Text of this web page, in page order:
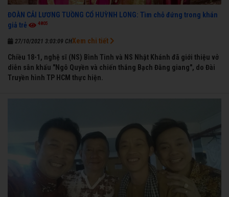
ĐOÀN CẢI LƯƠNG TUỒNG CỔ HUỲNH LONG: Tìm chỗ đứng trong khán
giả trẻ
4805
27/10/2021 3:03:09 CH
Chiều 18-1, nghệ sĩ (NS) Bình Tinh và NS Nhật Khánh đã giới thiệu vở
diễn sân khấu "Ngô Quyền và chiến thắng Bạch Đằng giang", do Đài
Truyền hình TP HCM thực hiện.
Xem chi tiết